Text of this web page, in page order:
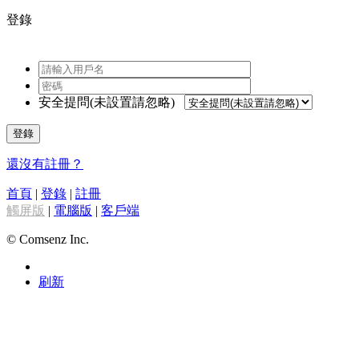
登錄
安全提問(未設置請忽略)
登錄
還沒有註冊？
首頁 | 登錄 | 註冊
觸屏版 | 電腦版 | 客戶端
© Comsenz Inc.
刷新